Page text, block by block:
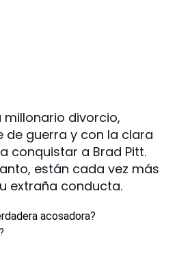
millonario divorcio,
de guerra y con la clara
conquistar a Brad Pitt.
están cada vez más
extraña conducta.